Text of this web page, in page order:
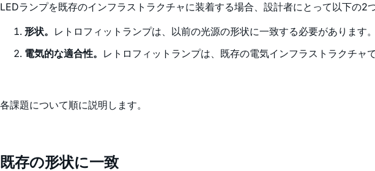
LEDランプを既存のインフラストラクチャに装着する場合、設計者にとって以下の2
形状。 レトロフィットランプは、以前の光源の形状に一致する必要があります。
電気的な適合性。 レトロフィットランプは、既存の電気インフラストラクチャ
各課題について順に説明します。
既存の形状に一致